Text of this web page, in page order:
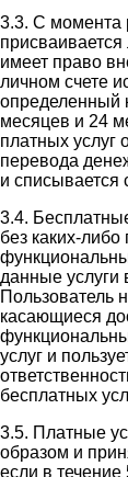
3.3. С момента
имеет право
личном счете
определенный
месяцев и 24
платных услуг
перевода
и списывается
3.4.
без каких-
данные услуги
Пользователь
касающиеся
услуг и
бесплатных
3.5. Платные
образом и
если в